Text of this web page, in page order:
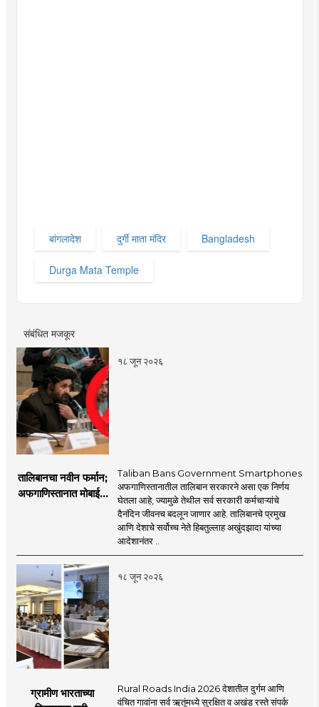
बांगलादेश दुर्गी माता मंदिर Bangladesh
Durga Mata Temple
संबंधित मजकूर
१८ जून २०२६
तालिबानचा नवीन फर्मान;
अफगाणिस्तानात मोबाईल
Taliban Bans Government Smartphones
अफगाणिस्तानातील तालिबान सरकारने असा एक निर्णय
घेतला आहे, ज्यामुळे तेथील सर्व सरकारी कर्मचाऱ्यांचे
दैनंदिन जीवनच बदलून जाणार आहे. तालिबानचे प्रमुख
आणि देशाचे सर्वोच्च नेते हिबतुल्लाह अखुंदझादा यांच्या
आदेशानंतर ..
१८ जून २०२६
ग्रामीण भारताच्या
Rural Roads India 2026 देशातील दुर्गम आणि
वंचित गावांना सर्व ऋतूंमध्ये सुरक्षित व अखंड रस्ते संपर्क